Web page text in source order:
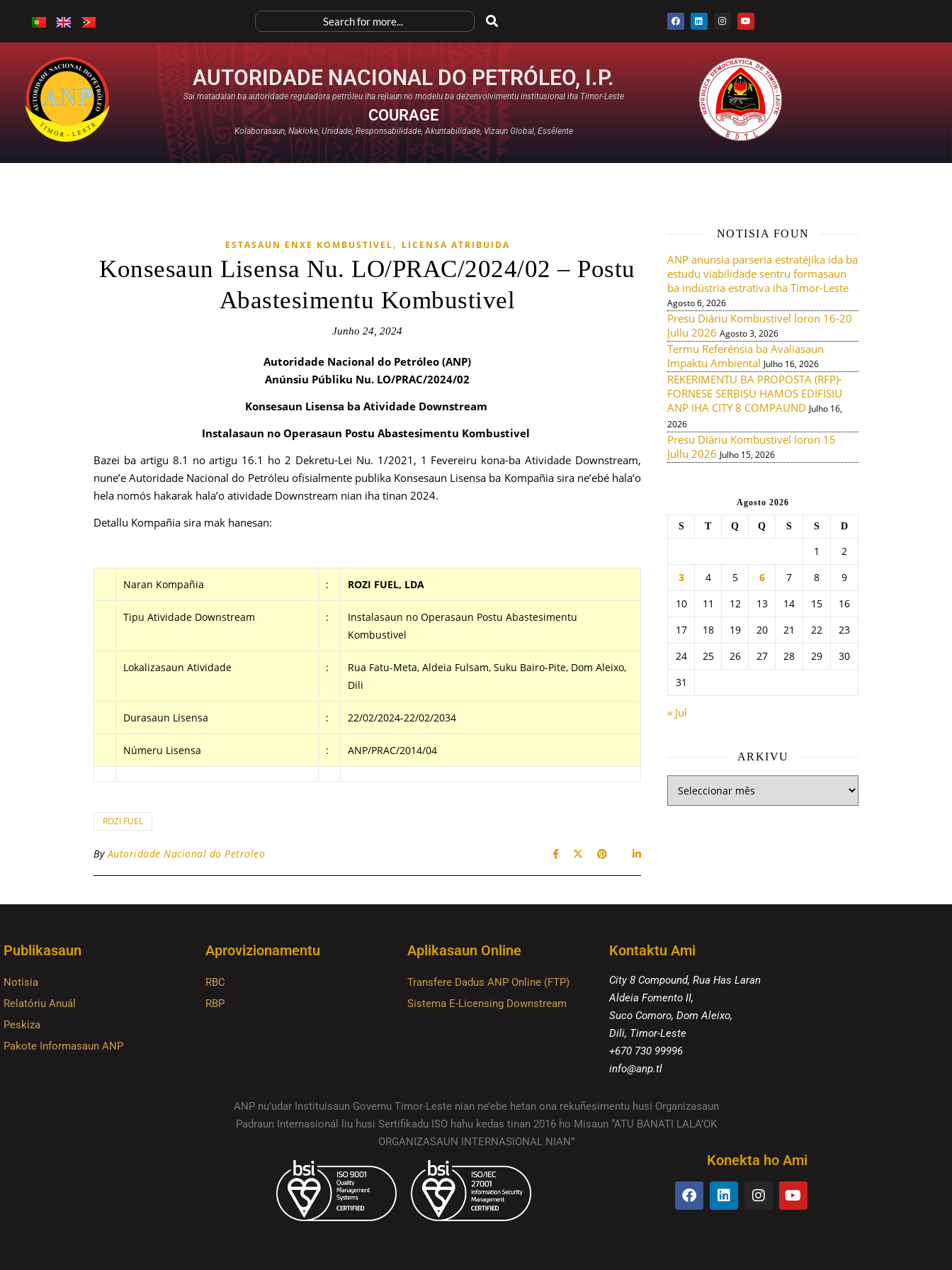
AUTORIDADE NACIONAL DO PETRÓLEO, I.P.
Sai matadalan ba autoridade reguladora petróleu iha rejiaun no modelu ba dezenvolvimentu institusional iha Timor-Leste
COURAGE
Kolaborasaun, Nakloke, Unidade, Responsabilidade, Akuntabilidade, Vizaun Global, Essêlente
ESTASAUN ENXE KOMBUSTIVEL, LICENSA ATRIBUIDA​
Konsesaun Lisensa Nu. LO/PRAC/2024/02 – Postu
Abastesimentu Kombustivel
Junho 24, 2024
Autoridade Nacional do Petróleo (ANP)
Anúnsiu Públiku Nu. LO/PRAC/2024/02
Konsesaun Lisensa ba Atividade Downstream
Instalasaun no Operasaun Postu Abastesimentu Kombustivel
Bazei ba artigu 8.1 no artigu 16.1 ho 2 Dekretu-Lei Nu. 1/2021, 1 Fevereiru kona-ba Atividade Downstream,
nune’e Autoridade Nacional do Petróleu ofisialmente publika Konsesaun Lisensa ba Kompañia sira ne’ebé hala’o
hela nomós hakarak hala’o atividade Downstream nian iha tinan 2024.
Detallu Kompañia sira mak hanesan:
Naran Kompañia : ROZI FUEL, LDA
Tipu Atividade Downstream :
Instalasaun no Operasaun Postu Abastesimentu
Kombustivel
Lokalizasaun Atividade :
Rua Fatu-Meta, Aldeia Fulsam, Suku Bairo-Pite, Dom Aleixo,
Dili
Durasaun Lisensa : 22/02/2024-22/02/2034
Númeru Lisensa : ANP/PRAC/2014/04
ROZI FUEL
ByAutoridade Nacional do Petroleo
NOTISIA FOUN
ANP anunsia parseria estratéjika ida ba
estudu viabilidade sentru formasaun
ba indústria estrativa iha Timor-Leste
Agosto 6, 2026
Presu Diáriu Kombustivel loron 16-20
Jullu 2026 Agosto 3, 2026
Termu Referénsia ba Avaliasaun
Impaktu Ambiental Julho 16, 2026
REKERIMENTU BA PROPOSTA (RFP)-
FORNESE SERBISU HAMOS EDIFISIU
ANP IHA CITY 8 COMPAUND Julho 16,
2026
Presu Diáriu Kombustivel loron 15
Jullu 2026 Julho 15, 2026
Agosto 2026
S T Q Q S S D
1
2
3
4 5 6 7 8
9
10
11 12 13 14 15
16
17
18 19 20 21 22
23
24
25 26 27 28 29
30
31
« Jul
ARKIVU
Publikasaun
Notisia
Relatóriu Anuál
Peskiza
Pakote Informasaun ANP
Aprovizionamentu
RBC
RBP
Aplikasaun Online
Transfere Dadus ANP Online (FTP)
Sistema E-Licensing Downstream
Kontaktu Ami
City 8 Compound, Rua Has Laran
Aldeia Fomento II,
Suco Comoro, Dom Aleixo,
Dili, Timor-Leste
+670 730 99996
info@anp.tl
ANP nu’udar Instituisaun Governu Timor-Leste nian ne’ebe hetan ona rekuñesimentu husi Organizasaun
Padraun Internasionál liu husi Sertifikadu ISO hahu kedas tinan 2016 ho Misaun “ATU BANATI LALA’OK
ORGANIZASAUN INTERNASIONAL NIAN”
Konekta ho Ami